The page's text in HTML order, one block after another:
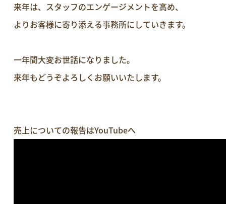
来年は、スタッフのエンゲージメントを高め、
よりお客様に寄り添える事務所にしていきます。
一年間大変お世話になりました。
来年もどうぞよろしくお願いいたします。
売上についての報告はYouTubeへ